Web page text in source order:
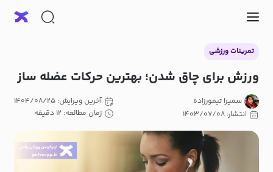
تمرینات ورزشی
ورزش برای چاق شدن؛ بهترین حرکات عضله ساز
سمیرا تیمورزاده
انتشار: ۱۴۰۳/۰۷/۰۸
آخرین ویرایش: ۱۴۰۴/۰۸/۲۵
زمان مطالعه: ۱۲ دقیقه